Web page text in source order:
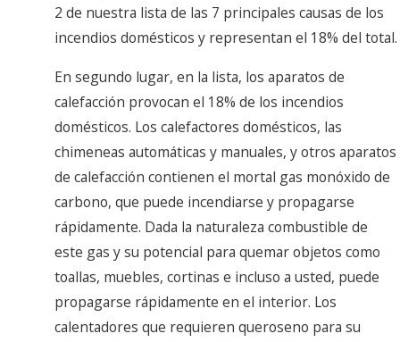
2 de nuestra lista de las 7 principales causas de los
incendios domésticos y representan el 18% del total.
En segundo lugar, en la lista, los aparatos de
calefacción provocan el 18% de los incendios
domésticos. Los calefactores domésticos, las
chimeneas automáticas y manuales, y otros aparatos
de calefacción contienen el mortal gas monóxido de
carbono, que puede incendiarse y propagarse
rápidamente. Dada la naturaleza combustible de
este gas y su potencial para quemar objetos como
toallas, muebles, cortinas e incluso a usted, puede
propagarse rápidamente en el interior. Los
calentadores que requieren queroseno para su